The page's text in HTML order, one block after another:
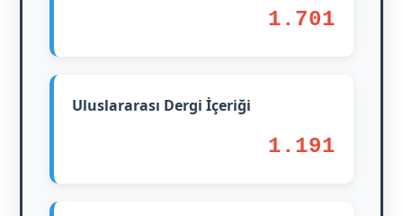
1.701
Uluslararası Dergi İçeriği
1.191